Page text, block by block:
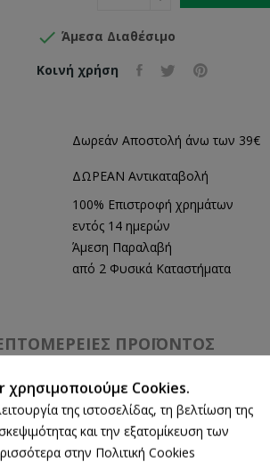
 Άμεσα Διαθέσιμο
Κοινή χρήση
Δωρεάν Αποστολή άνω των 39€
ΔΩΡΕΑΝ Αντικαταβολή
100% Επιστροφή χρημάτων
εντός 14 ημερών
Άμεση Παραλαβή
από 2 Φυσικά Καταστήματα
ΠΡΟΪΌΝΤΟΣ
Cookies.
της ιστοσελίδας, τη βελτίωση της
και την εξατομίκευση των
στην Πολιτική Cookies